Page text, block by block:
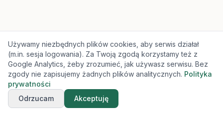
Używamy niezbędnych plików cookies, aby serwis działał
(m.in. sesja logowania). Za Twoją zgodą korzystamy też z
Google Analytics, żeby zrozumieć, jak używasz serwisu. Bez
zgody nie zapisujemy żadnych plików analitycznych. Polityka
prywatności
Odrzucam
Akceptuję